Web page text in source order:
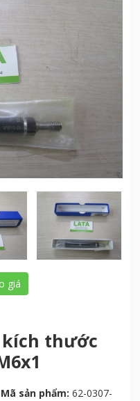
giá
thước
Mã sản phẩm: 62-0307-